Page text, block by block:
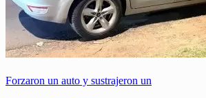
Forzaron un auto y sustrajeron un